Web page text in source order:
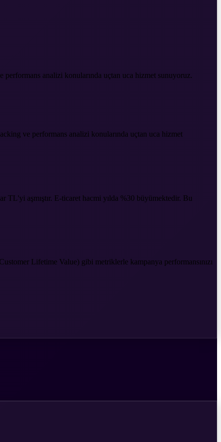
analizi konularında uçtan uca hizmet sunuyoruz.
ve performans analizi konularında uçtan uca hizmet
TL'yi aşmıştır. E-ticaret hacmi yılda %30 büyümektedir. Bu
Lifetime Value) gibi metriklerle kampanya performansınızı